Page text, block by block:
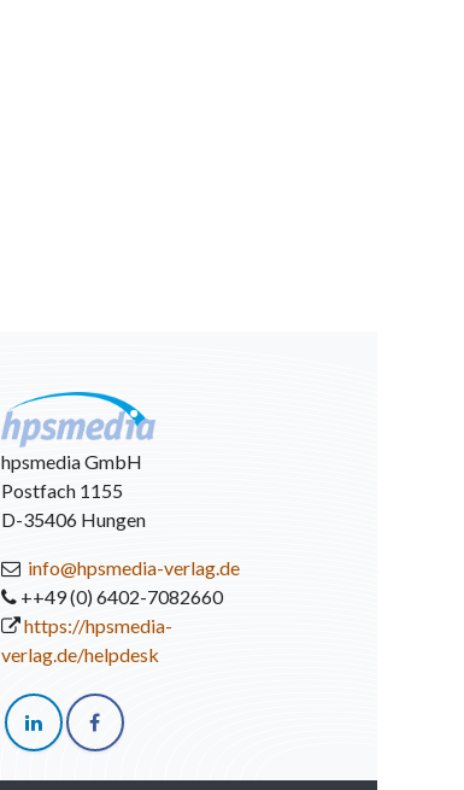
hpsmedia GmbH
Postfach 1155
D-35406 Hungen
info@hpsmedia-verlag.de
++49 (0) 6402-7082660
https://hpsmedia-
verlag.de/helpdesk